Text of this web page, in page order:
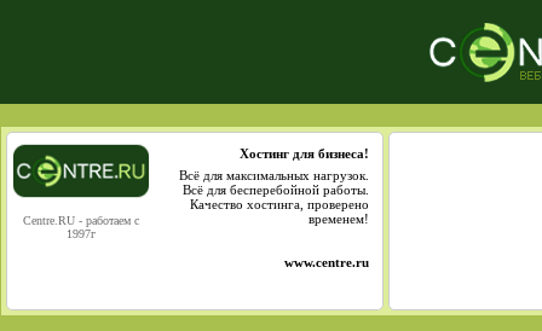
Centre.RU - работаем с
1997г
Хостинг для бизнеса!
Всё для максимальных нагрузок.
Всё для бесперебойной работы.
Качество хостинга, проверено
временем!
www.centre.ru